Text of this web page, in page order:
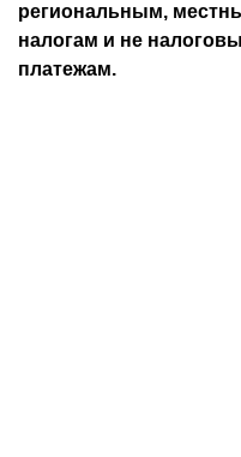
региональным,
налогам и не
платежам.